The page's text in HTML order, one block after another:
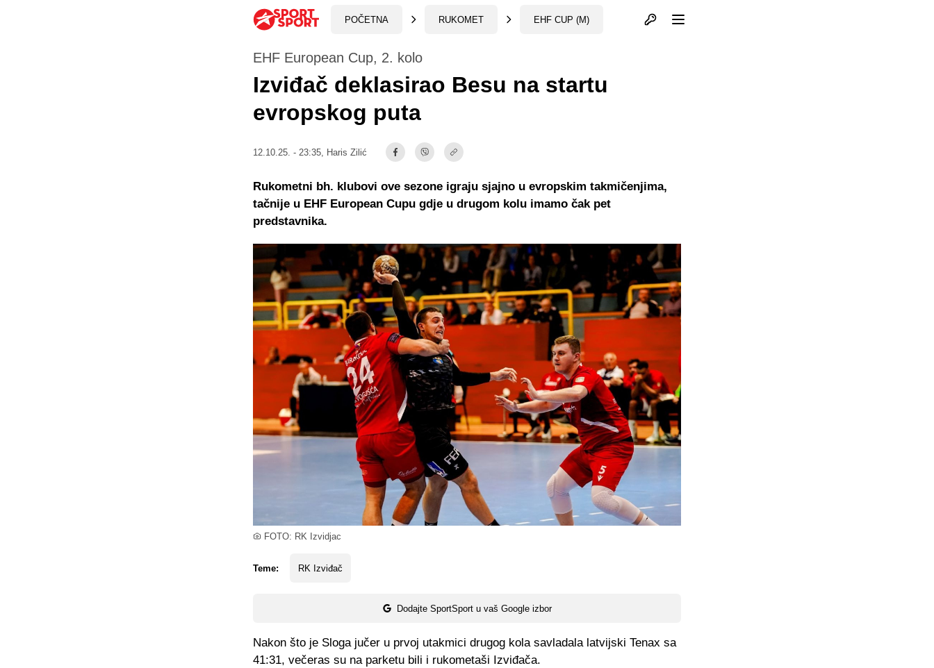
POČETNA RUKOMET EHF CUP (M) Otvori profil
FOTO: RK Izvidjac
EHF European Cup, 2. kolo
Izviđač deklasirao Besu na startu
evropskog puta
12.10.25. - 23:35, Haris Zilić
Teme: RK Izviđač
Dodajte SportSport u vaš Google izbor
Rukometni bh. klubovi ove sezone igraju sjajno u evropskim takmičenjima,
tačnije u EHF European Cupu gdje u drugom kolu imamo čak pet
predstavnika.
Nakon što je Sloga jučer u prvoj utakmici drugog kola savladala latvijski Tenax sa
41:31, večeras su na parketu bili i rukometaši Izviđača.